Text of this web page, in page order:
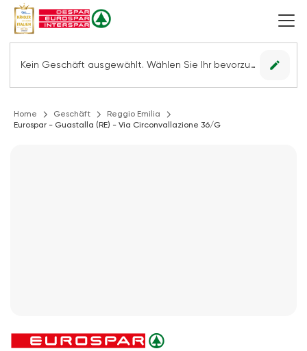
Kein Geschäft ausgewählt. Wählen Sie Ihr bevorzugtes Geschäft, um alle Angebote sehen zu können. edit
Home Geschäft
Reggio Emilia
Eurospar - Guastalla (RE) - Via Circonvallazione 36/G